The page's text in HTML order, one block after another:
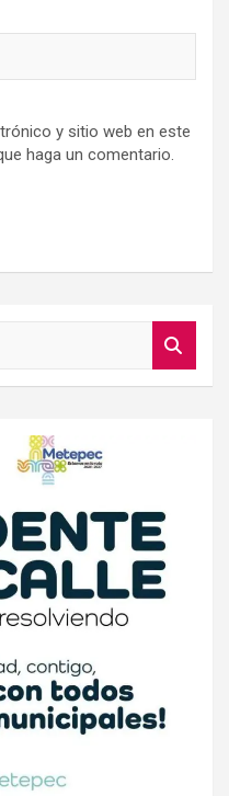
y sitio web en este
haga un comentario.